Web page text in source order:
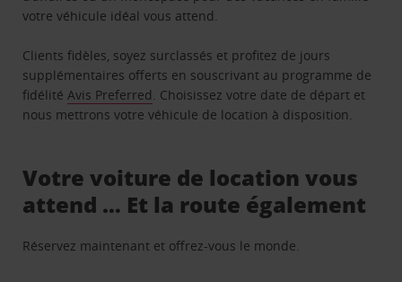
votre véhicule idéal vous attend.
Clients fidèles, soyez surclassés et profitez de jours
supplémentaires offerts en souscrivant au programme de
fidélitéAvis Preferred. Choisissez votre date de départ et
nous mettrons votre véhicule de location à disposition.
Votre voiture de location vous
attend … Et la route également
Réservez maintenant et offrez-vous le monde.